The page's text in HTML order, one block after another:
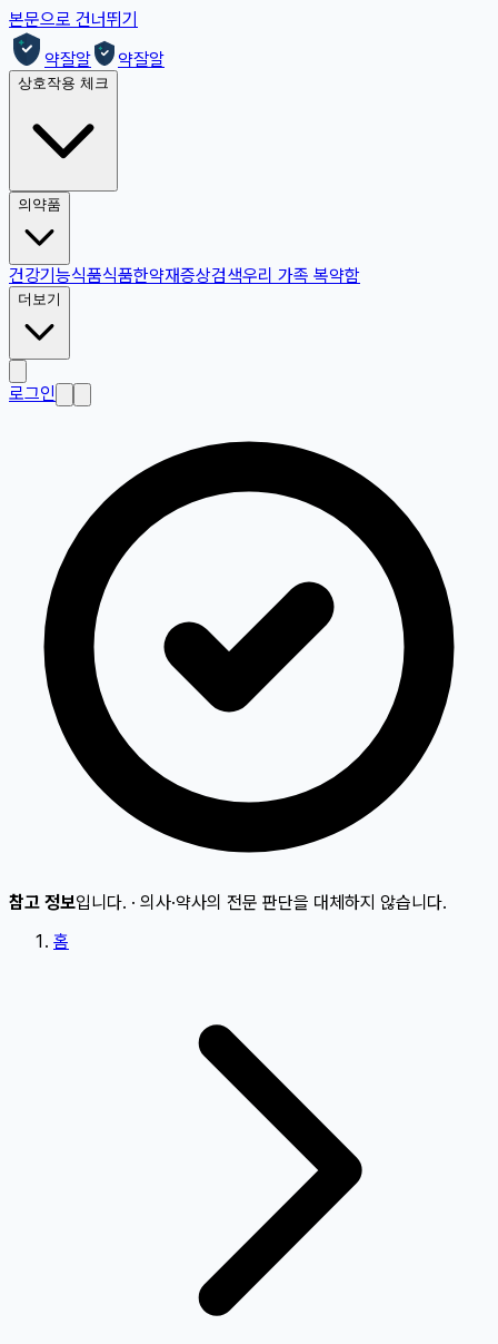
본문으로 건너뛰기
약잘알
약잘알
상호작용 체크
의약품
건강기능식품식품한약재증상검색우리 가족 복약함
더보기
로그인
참고 정보입니다. · 의사·약사의 전문 판단을 대체하지 않습니다.
홈